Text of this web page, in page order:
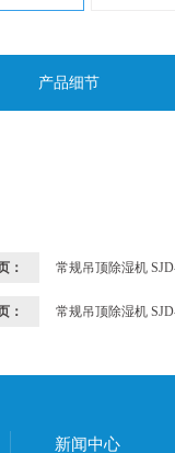
产品细节
： 常规吊顶除湿机
： 常规吊顶除湿机
新闻中心